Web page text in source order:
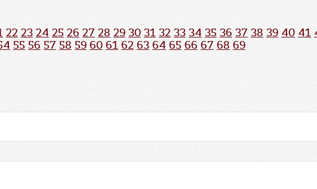
22 23 24 25 26 27 28 29 30 31 32 33 34 35 36 37 38 39 40 41
55 56 57 58 59 60 61 62 63 64 65 66 67 68 69